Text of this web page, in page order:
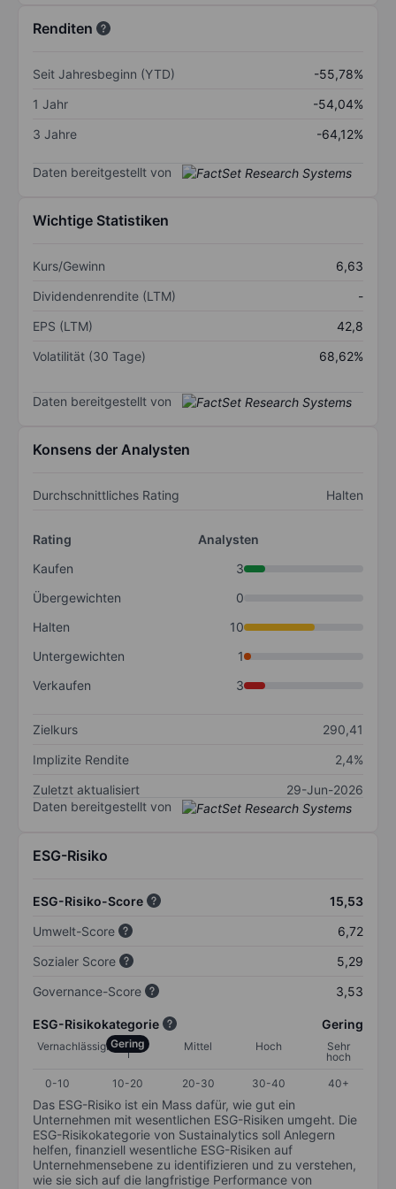
Renditen
Seit Jahresbeginn (YTD)
-55,78%
1 Jahr
-54,04%
3 Jahre
-64,12%
Daten bereitgestellt von
Wichtige Statistiken
Kurs/Gewinn
6,63
Dividendenrendite (LTM)
-
EPS (LTM)
42,8
Volatilität (30 Tage)
68,62%
Daten bereitgestellt von
Konsens der Analysten
Durchschnittliches Rating Halten
Rating
Analysten
Kaufen
3
Übergewichten
0
Halten
10
Untergewichten
1
Verkaufen
3
Zielkurs
290,41
Implizite Rendite
2,4%
Zuletzt aktualisiert
29-Jun-2026
Daten bereitgestellt von
ESG-Risiko
ESG-Risiko-Score
15,53
Umwelt-Score
6,72
Sozialer Score
5,29
Governance-Score
3,53
ESG-Risikokategorie Gering
VernachlässigbarGering Mittel Hoch
Sehr
hoch
0-10
10-20 20-30 30-40 40+
Das ESG-Risiko ist ein Mass dafür, wie gut ein
Unternehmen mit wesentlichen ESG-Risiken umgeht. Die
ESG-Risikokategorie von Sustainalytics soll Anlegern
helfen, finanziell wesentliche ESG-Risiken auf
Unternehmensebene zu identifizieren und zu verstehen,
wie sie sich auf die langfristige Performance von